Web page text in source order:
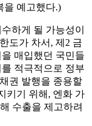
을 예고했다.)
하게 될 가능성이
도가 차서, 제2 금
매입했던 국민들
적극적으로 정부
권 발행을 종용할
키기 위해, 엔화 가
수출을 제고하려